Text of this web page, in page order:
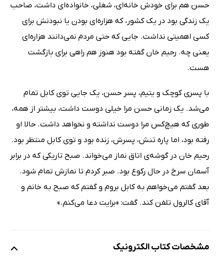
حسن هم برای خودش خانه‌­ای، شغلی، خانواده­‌ای داشت، صاحب
یک زندگی بود در یک کشور، که هزاره­‌ای بودن یا نبودنش برای
کسی اهمیتی نداشت. جایی که حتی مردم نمی­‌دانند هزاره‌­ای
یعنی چه. رحیم خان گفته بود هنوز هم راهی برای بازگشت
هست.
با پسری کوچک و یتیم، پسر حسن، یک جایی توی کابل تمام
می‌­شد. یک زمانی حسن مرا خیلی دوست داشت، بیشتر از همه،
طوری که هیچ‌کس مرا دوست نداشته و نخواهد داشت. حالا او
رفته بود، اما پاره تنش، پسرش، زنده بود و توی کابل منتظر بود.
رحیم خان در گوشه­‌ی اتاق نماز می­‌خواند. صبح تاریکی که در برابر
آسمان سرخ در حال رکوع بود. صبر کردم تا نمازش تمام شود.
بعد گفتم می‌­خواهم به کابل بروم و گفتم که صبح به خانم و
آقای کالرول تلفن کند. گفت: «برایت دعا می­‌کنم.»
مشخصات کتاب الکترونیک